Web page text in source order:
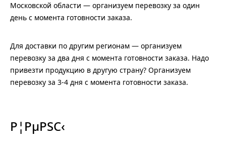
Московской области — организуем перевозку за один
день с момента готовности заказа.
Для доставки по другим регионам — организуем
перевозку за два дня с момента готовности заказа. Надо
привезти продукцию в другую страну? Организуем
перевозку за 3-4 дня с момента готовности заказа.
Р¦РµРЅС‹